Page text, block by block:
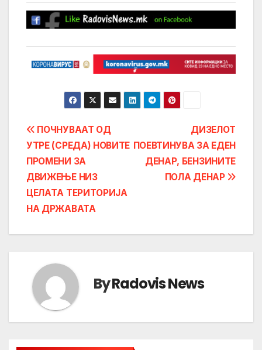
Post
navigation
ДИЗЕЛОТ
ПОЕВТИНУВА ЗА ЕДЕН
ДЕНАР, БЕНЗИНИТЕ
ПОЛА ДЕНАР
ПОЧНУВААТ ОД
УТРЕ (СРЕДА) НОВИТЕ
ПРОМЕНИ ЗА
ДВИЖЕЊЕ НИЗ
ЦЕЛАТA ТЕРИТОРИЈА
НА ДРЖАВАТА
ByRadovis News